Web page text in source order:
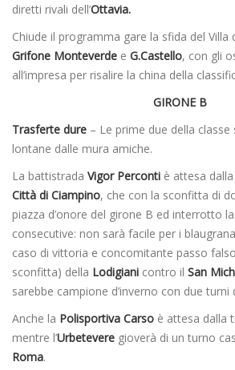
diretti rivali dell’Ottavia.
Chiude il programma gare la sfida del Villa
Grifone Monteverde e G.Castello, con gli
all’impresa per risalire la china della
GIRONE B
Trasferte dure – Le prime due della
lontane dalle mura amiche.
La battistrada Vigor Perconti è attesa
Città di Ciampino, che con la sconfitta di
piazza d’onore del girone B ed interrotto
consecutive: non sarà facile per i
caso di vittoria e concomitante passo
sconfitta) della Lodigiani contro il San
sarebbe campione d’inverno con due turni
Anche la Polisportiva Carso è attesa dalla
mentre l’Urbetevere gioverà di un turno
Roma.